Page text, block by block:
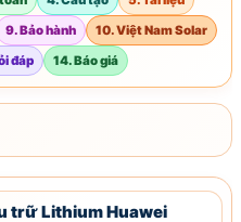
9. Bảo hành
10. Việt Nam Solar
đáp 14. Báo giá
trữLithium Huawei